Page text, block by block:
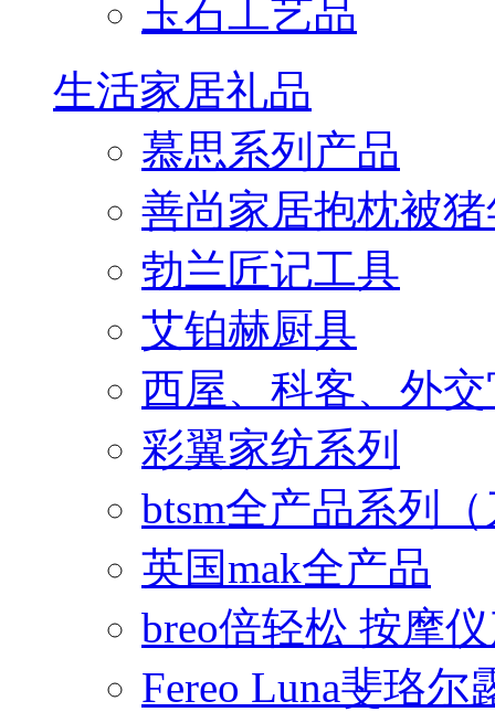
玉石工艺品
生活家居礼品
慕思系列产品
善尚家居抱枕被
勃兰匠记工具
艾铂赫厨具
西屋、科客、外
彩翼家纺系列
btsm全产品系列
英国mak全产品
breo倍轻松 按摩
Fereo Luna斐珞